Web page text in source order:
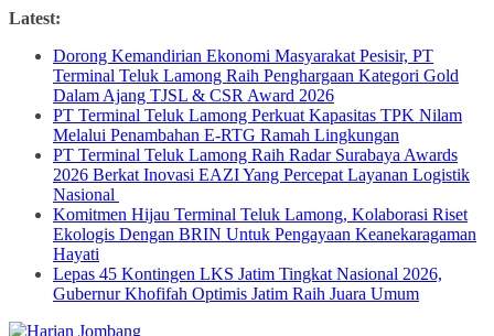
Skip
content
Latest:
Dorong Kemandirian Ekonomi Masyarakat Pesisir, PT
Terminal Teluk Lamong Raih Penghargaan Kategori Gold
Dalam Ajang TJSL & CSR Award 2026
PT Terminal Teluk Lamong Perkuat Kapasitas TPK Nilam
Melalui Penambahan E-RTG Ramah Lingkungan
PT Terminal Teluk Lamong Raih Radar Surabaya Awards
2026 Berkat Inovasi EAZI Yang Percepat Layanan Logistik
Nasional
Komitmen Hijau Terminal Teluk Lamong, Kolaborasi Riset
Ekologis Dengan BRIN Untuk Pengayaan Keanekaragaman
Hayati
Lepas 45 Kontingen LKS Jatim Tingkat Nasional 2026,
Gubernur Khofifah Optimis Jatim Raih Juara Umum